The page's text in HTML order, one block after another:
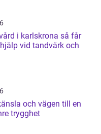
i karlskrona så får
vid tandvärk och
och vägen till en
trygghet